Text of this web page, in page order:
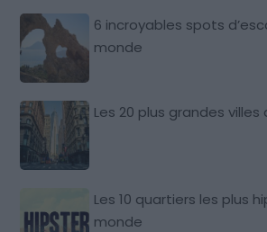
6 incroyables spots
monde
Les 20 plus grandes
Les 10 quartiers les plus
monde